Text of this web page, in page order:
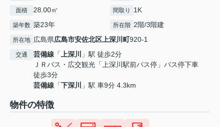
面積 28.00㎡ 間取り 1K
築年数 築23年 所在階 2階/3階建
所在地 広島県広島市安佐北区上深川町920-1
交通 芸備線 「上深川
」駅 徒歩2分
ＪＲバス・広交観光「上深川駅前バス停」バス停下車
徒歩3分
芸備線 「下深川 」駅 車9分 4.3km
物件の特徴